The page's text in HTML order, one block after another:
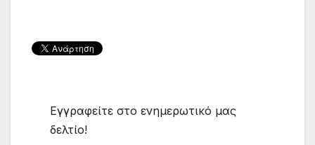
Εγγραφείτε στο ενημερωτικό μας
δελτίο!